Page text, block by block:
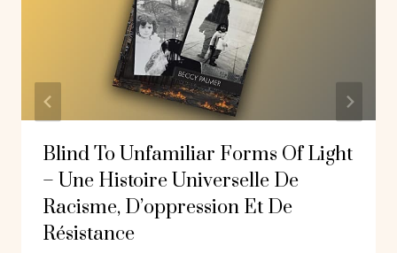
Blind To Unfamiliar Forms Of Light
– Une Histoire Universelle De
Racisme, D’oppression Et De
Résistance